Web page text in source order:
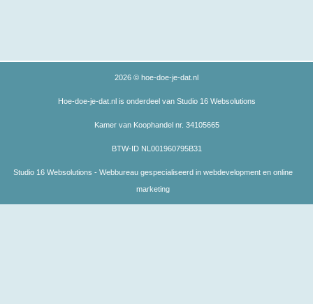
2026 © hoe-doe-je-dat.nl
Hoe-doe-je-dat.nl is onderdeel van Studio 16 Websolutions
Kamer van Koophandel nr. 34105665
BTW-ID NL001960795B31
Studio 16 Websolutions - Webbureau gespecialiseerd in webdevelopment en online
marketing